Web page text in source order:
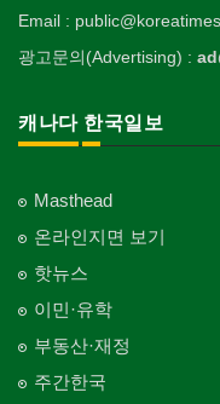
Email :
광고문의(Advertising) :
캐나다 한국일보
Masthead
온라인지면 보기
핫뉴스
이민·유학
부동산·재정
주간한국